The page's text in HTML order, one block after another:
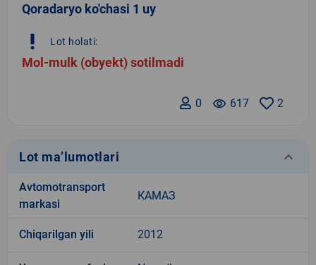
Qoradaryo ko'chasi 1 uy
priority_high Lot holati:
Mol-mulk (obyekt) sotilmadi
2
remove_red_eye 617
0
Lot ma’lumotlari keyboard_arrow_down
Avtomotransport
markasi
КАМАЗ
Chiqarilgan yili 2012